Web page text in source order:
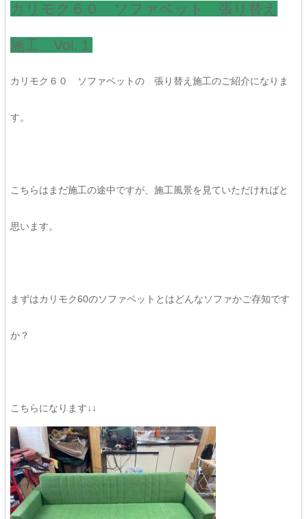
カリモク６０ ソファベット 張り替え
施工 Vol.１
カリモク６０ ソファベットの 張り替え施工のご紹介になりま
す。
こちらはまだ施工の途中ですが、施工風景を見ていただければと
思います。
まずはカリモク60のソファベットとはどんなソファかご存知です
か？
こちらになります↓↓